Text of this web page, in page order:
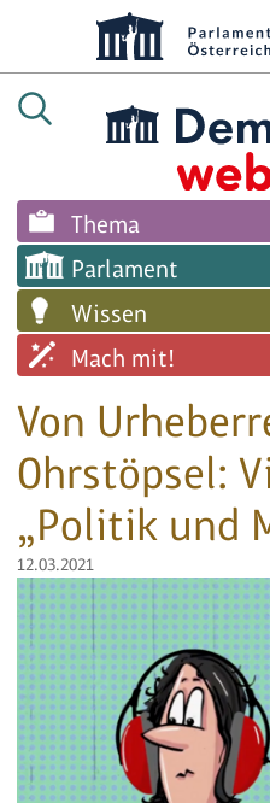
Thema
Parlament
Wissen
Mach mit!
Von
Ohrstöpsel:
„Politik und
12.03.2021